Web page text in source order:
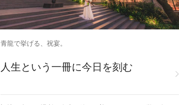
青龍で挙げる、祝宴。
人生という一冊に今日を刻む